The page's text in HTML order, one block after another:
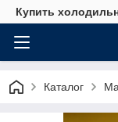
Купить
Каталог